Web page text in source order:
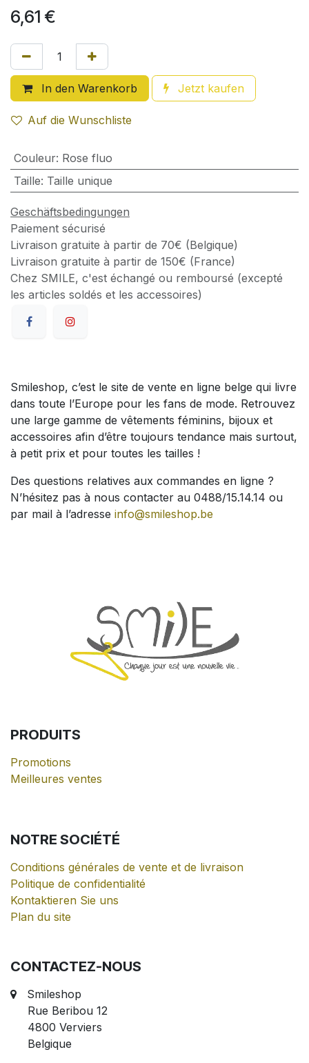
6,61 €
In den Warenkorb Jetzt kaufen
Auf die Wunschliste
Couleur: Rose fluo
Taille: Taille unique
Geschäftsbedingungen
Paiement sécurisé
Livraison gratuite à partir de 70€ (Belgique)
Livraison gratuite à partir de 150€ (France)
Chez SMILE, c'est échangé ou remboursé (excepté
les articles soldés et les accessoires)
Smileshop, c’est le site de vente en ligne belge qui livre
dans toute l’Europe pour les fans de mode. Retrouvez
une large gamme de vêtements féminins, bijoux et
accessoires afin d’être toujours tendance mais surtout,
à petit prix et pour toutes les tailles !
Des questions relatives aux commandes en ligne ?
N’hésitez pas à nous contacter au 0488/15.14.14 ou
par mail à l’adresse info@smileshop.be
PRODUITS
Promotions
Meilleures ventes
NOTRE SOCIÉTÉ
Conditions générales de vente et de livraison
Politique de confidentialité
Kontaktieren Sie uns
Plan du site
CONTACTEZ-NOUS
Smileshop
Rue Beribou 12
4800 Verviers
Belgique